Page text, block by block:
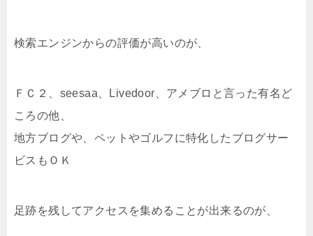
検索エンジンからの評価が高いのが、
ＦＣ２、seesaa、Livedoor、アメブロと言った有名ど
ころの他、
地方ブログや、ペットやゴルフに特化したブログサー
ビスもＯＫ
足跡を残してアクセスを集めることが出来るのが、